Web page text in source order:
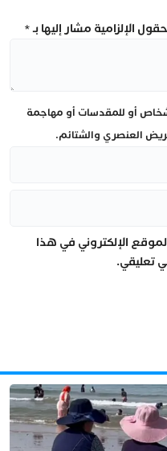
الإلزامية مشار إليها بـ*
أو للمقدسات أو مهاجمة
العنصري والشتائم.
الإلكتروني في هذا
تعليقي.